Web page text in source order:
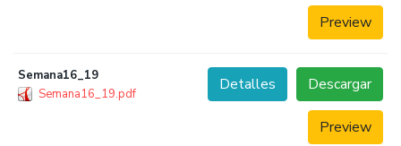
Preview
Semana16_19
Semana16_19.pdf
Descargar
Detalles
Preview